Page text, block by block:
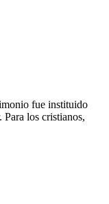
fue instituido
los cristianos,